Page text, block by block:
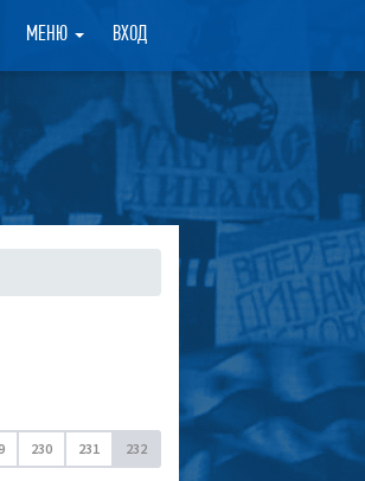
МЕНЮ ВХОД ×
230 231 232